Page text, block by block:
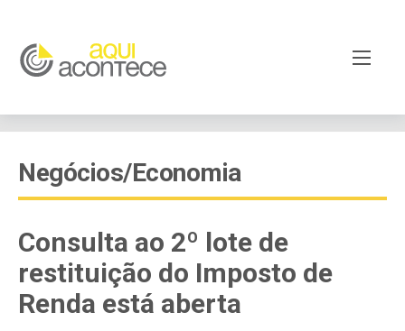
Negócios/Economia
Consulta ao 2º lote de
restituição do Imposto de
Renda está aberta